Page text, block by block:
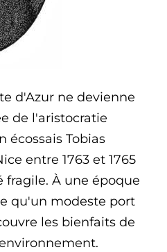
d'Azur ne devienne
de l'aristocratie
écossais Tobias
entre 1763 et 1765
fragile. À une époque
qu'un modeste port
les bienfaits de